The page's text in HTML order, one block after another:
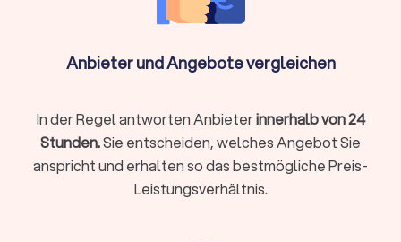
UI/UX-Design, responsives Layout, Designsystem
(z. B. Shopify/Shopware)
DSGVO-Basics (Cookie-Hinweis, Impressum/Datenschutz,
ohne Rechtsberatung)
Übergabe, Schulung, Wartung/Updates
Anbieter und Angebote vergleichen
In der Regel antworten Anbieterinnerhalb von 24
Stunden.Sie entscheiden, welches Angebot Sie
anspricht und erhalten so das bestmögliche Preis-
Leistungsverhältnis.